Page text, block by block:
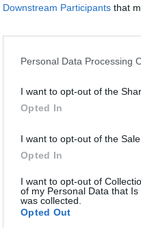
Downstream Participants that
Personal Data Processing
I want to opt-out of the
Opted In
I want to opt-out of the
Opted In
I want to opt-out of
of my Personal Data that
was collected.
Opted Out
of Crail
la Mort de Crail
of darkness
des ténèbres
on this day
champs de Dundee
fury
fight
glorieux combat